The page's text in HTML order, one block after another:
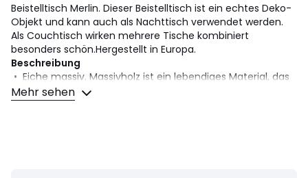
Beistelltisch Merlin. Dieser Beistelltisch ist ein echtes Deko-
Objekt und kann auch als Nachttisch verwendet werden.
Als Couchtisch wirken mehrere Tische kombiniert
besonders schön.Hergestellt in Europa.
Beschreibung
• Eiche massiv. Massivholz ist ein lebendiges Material, das
gewisse Unregelmässigkeiten aufweist und im Laufe der
Zeit leicht rissig werden kann
Mehr sehen